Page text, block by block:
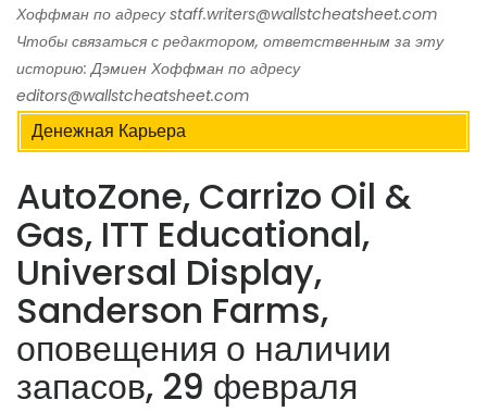
Хоффман по адресу staff.writers@wallstcheatsheet.com
Чтобы связаться с редактором, ответственным за эту
историю: Дэмиен Хоффман по адресу
editors@wallstcheatsheet.com
Денежная Карьера
AutoZone, Carrizo Oil &
Gas, ITT Educational,
Universal Display,
Sanderson Farms,
оповещения о наличии
запасов, 29 февраля